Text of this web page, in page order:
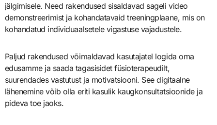
jälgimisele. Need rakendused sisaldavad sageli video
demonstreerimist ja kohandatavaid treeningplaane, mis on
kohandatud individuaalsetele vigastuse vajadustele.
Paljud rakendused võimaldavad kasutajatel logida oma
edusamme ja saada tagasisidet füsioterapeudilt,
suurendades vastutust ja motivatsiooni. See digitaalne
lähenemine võib olla eriti kasulik kaugkonsultatsioonide ja
pideva toe jaoks.